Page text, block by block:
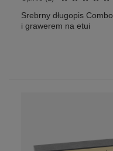
Srebrny długopis
i grawerem na etui